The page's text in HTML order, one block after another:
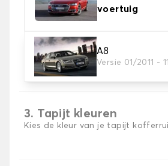
voertuig
A8
Versie 01/2011 -
2. Materiaal
Kies het materiaal van uw
3. Tapijt kleuren
Kies de kleur van je tapijt